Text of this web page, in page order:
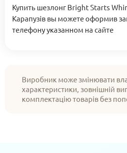
Купить шезлонг Bright Starts
Карапузів вы можете оформив
телефону указанном на сайте
Виробник може змінювати
характеристики, зовнішній
комплектацію товарів без